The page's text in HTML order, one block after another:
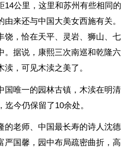
14公里，这里和苏州有些相同的
来还与中国大美女西施有关。
饶，恰在天平、灵岩、狮山、七
。据说，康熙三次南巡和乾隆六
，可见木渎之美了。
国唯一的园林古镇，木渎在明清
迄今仍保留了10余处。
的老师、中国最长寿的诗人沈德
严国馨，园中布局疏密曲折，高